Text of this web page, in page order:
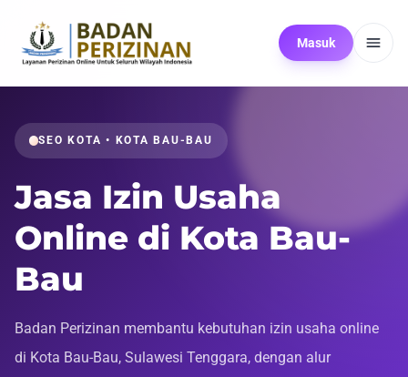
Masuk
SEO KOTA • KOTA BAU-BAU
Jasa Izin Usaha
Online di Kota Bau-
Bau
Badan Perizinan membantu kebutuhan izin usaha online
di Kota Bau-Bau, Sulawesi Tenggara, dengan alur